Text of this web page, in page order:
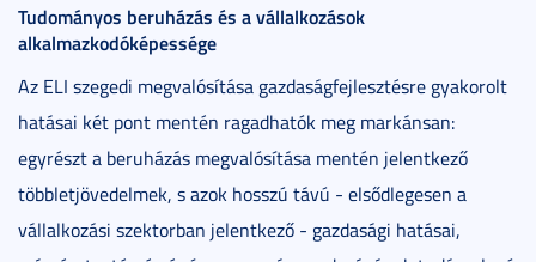
Tudományos beruházás és a vállalkozások
alkalmazkodóképessége
Az ELI szegedi megvalósítása gazdaságfejlesztésre gyakorolt
hatásai két pont mentén ragadhatók meg markánsan:
egyrészt a beruházás megvalósítása mentén jelentkező
többletjövedelmek, s azok hosszú távú - elsődlegesen a
vállalkozási szektorban jelentkező - gazdasági hatásai,